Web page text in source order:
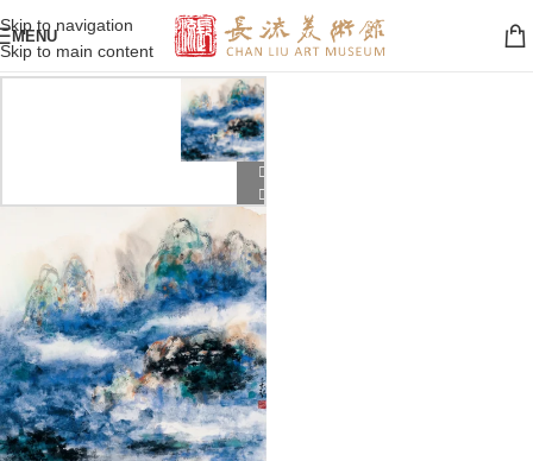
Skip to navigation
Skip to main content
MENU